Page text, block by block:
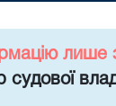
лише
судової